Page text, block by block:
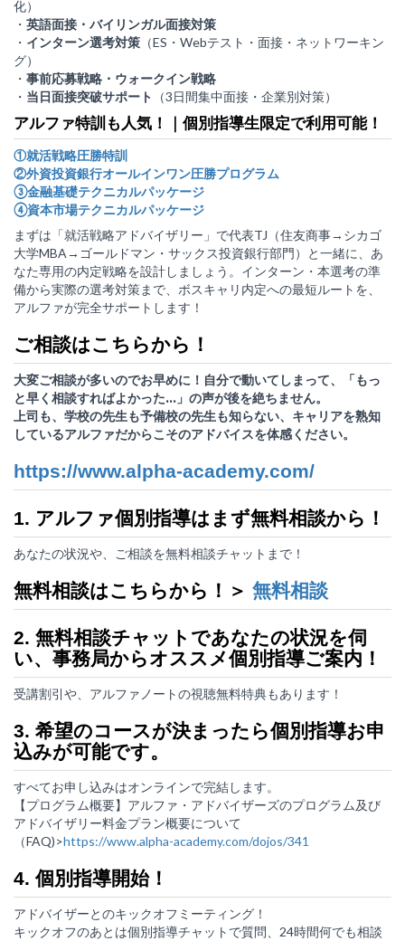
化）
・ 英語面接・バイリンガル面接対策
・ インターン選考対策 （ES・Webテスト・面接・ネットワーキン
グ）
・ 事前応募戦略・ウォークイン戦略
・ 当日面接突破サポート （3日間集中面接・企業別対策）
アルファ特訓も人気！｜個別指導生限定で利用可能！
①就活戦略圧勝特訓
②外資投資銀行オールインワン圧勝プログラム
③金融基礎テクニカルパッケージ
④資本市場テクニカルパッケージ
まずは「就活戦略アドバイザリー」で代表TJ（住友商事→シカゴ
大学MBA→ゴールドマン・サックス投資銀行部門）と一緒に、あ
なた専用の内定戦略を設計しましょう。インターン・本選考の準
備から実際の選考対策まで、ボスキャリ内定への最短ルートを、
アルファが完全サポートします！
ご相談はこちらから！
大変ご相談が多いのでお早めに！自分で動いてしまって、「もっ
と早く相談すればよかった...」の声が後を絶ちません。
上司も、学校の先生も予備校の先生も知らない、キャリアを熟知
しているアルファだからこそのアドバイスを体感ください。
https://www.alpha-academy.com/
1. アルファ個別指導はまず無料相談から！
あなたの状況や、ご相談を無料相談チャットまで！
無料相談はこちらから！＞ 無料相談
2. 無料相談チャットであなたの状況を伺
い、事務局からオススメ個別指導ご案内！
受講割引や、アルファノートの視聴無料特典もあります！
3. 希望のコースが決まったら個別指導お申
込みが可能です。
すべてお申し込みはオンラインで完結します。
【プログラム概要】アルファ・アドバイザーズのプログラム及び
アドバイザリー料金プラン概要について
（FAQ)>https://www.alpha-academy.com/dojos/341
4. 個別指導開始！
アドバイザーとのキックオフミーティング！
キックオフのあとは個別指導チャットで質問、24時間何でも相談